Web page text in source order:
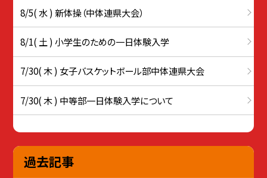
8/5( 水 ) 新体操（中体連県大会）
8/1( 土 ) 小学生のための一日体験入学
7/30( 木 ) 女子バスケットボール部中体連県大会
7/30( 木 ) 中等部一日体験入学について
過去記事